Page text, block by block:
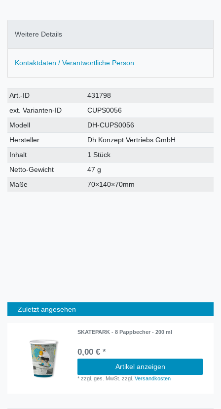
Weitere Details
Kontaktdaten / Verantwortliche Person
Technisches
Merkmal
Wert
Art.-ID
431798
ext. Varianten-ID
CUPS0056
Modell
DH-CUPS0056
Hersteller
Dh Konzept Vertriebs GmbH
Inhalt
1 Stück
Netto-Gewicht
47 g
Maße
70×140×70mm
Zuletzt angesehen
SKATEPARK - 8 Pappbecher - 200 ml
0,00 € *
Artikel anzeigen
*zzgl. ges. MwSt. zzgl.Versandkosten